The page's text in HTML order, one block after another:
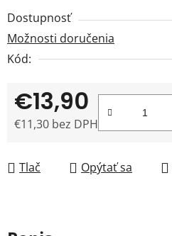
Dostupnosť
Možnosti doručenia
Kód:
€13,90
€11,30 bez DPH
Tlač Opýtať sa